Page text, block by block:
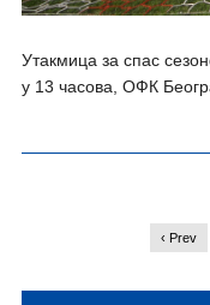
Утакмица за спас
у 13 часова, ОФК
‹ Prev